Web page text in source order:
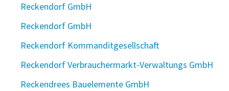
Reckendorf GmbH
Reckendorf GmbH
Reckendorf Kommanditgesellschaft
Reckendorf Verbrauchermarkt-Verwaltungs GmbH
Reckendrees Bauelemente GmbH